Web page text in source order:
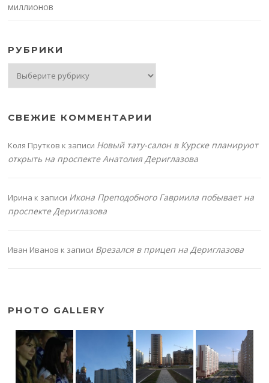
миллионов
РУБРИКИ
СВЕЖИЕ КОММЕНТАРИИ
Коля Прутков к записи Новый тату-салон в Курске планируют
открыть на проспекте Анатолия Дериглазова
Ирина к записи Икона Преподобного Гавриила побывает на
проспекте Дериглазова
Иван Иванов к записи Врезался в прицеп на Дериглазова
PHOTO GALLERY